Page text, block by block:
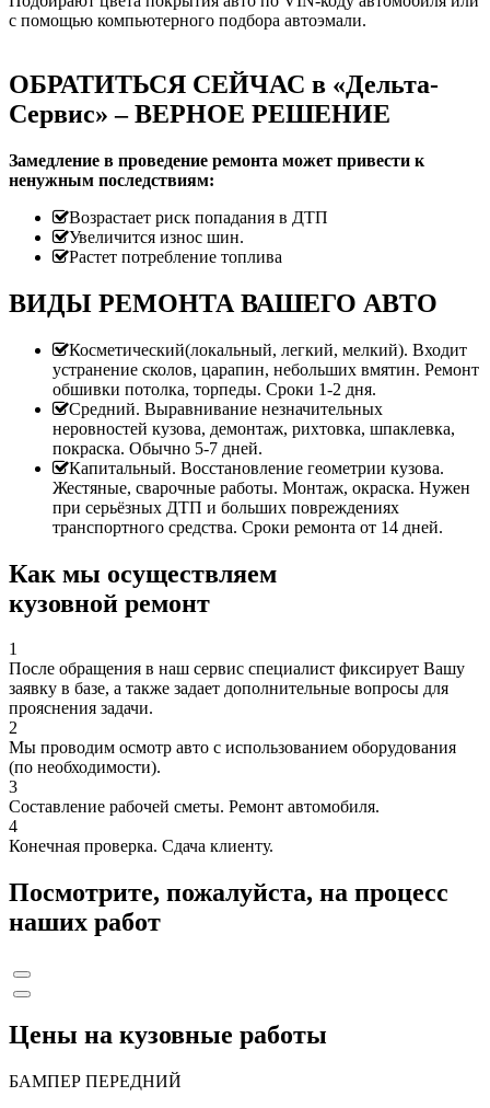
с помощью компьютерного подбора автоэмали.
ОБРАТИТЬСЯ СЕЙЧАС в «Дельта-
Сервис» – ВЕРНОЕ РЕШЕНИЕ
Замедление в проведение ремонта может привести к
ненужным последствиям:
Возрастает риск попадания в ДТП
Увеличится износ шин.
Растет потребление топлива
ВИДЫ РЕМОНТА ВАШЕГО АВТО
Косметический(локальный, легкий, мелкий). Входит
устранение сколов, царапин, небольших вмятин. Ремонт
обшивки потолка, торпеды. Сроки 1-2 дня.
Средний. Выравнивание незначительных
неровностей кузова, демонтаж, рихтовка, шпаклевка,
покраска. Обычно 5-7 дней.
Капитальный. Восстановление геометрии кузова.
Жестяные, сварочные работы. Монтаж, окраска. Нужен
при серьёзных ДТП и больших повреждениях
транспортного средства. Сроки ремонта от 14 дней.
Как мы осуществляем
кузовной ремонт
1
После обращения в наш сервис специалист фиксирует Вашу
заявку в базе, а также задает дополнительные вопросы для
прояснения задачи.
2
Мы проводим осмотр авто с использованием оборудования
(по необходимости).
3
Составление рабочей сметы. Ремонт автомобиля.
4
Конечная проверка. Сдача клиенту.
Посмотрите, пожалуйста, на процесс
наших работ
Цены на кузовные работы
БАМПЕР ПЕРЕДНИЙ